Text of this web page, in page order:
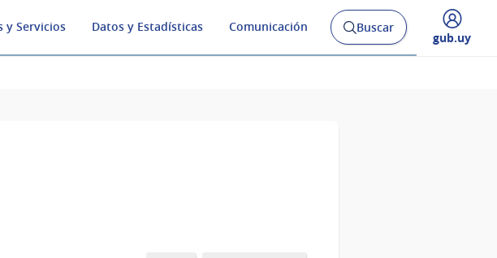
y Servicios Datos y Estadísticas Comunicación
Abrir
buscador
Buscar
Desplegar
gub.uy